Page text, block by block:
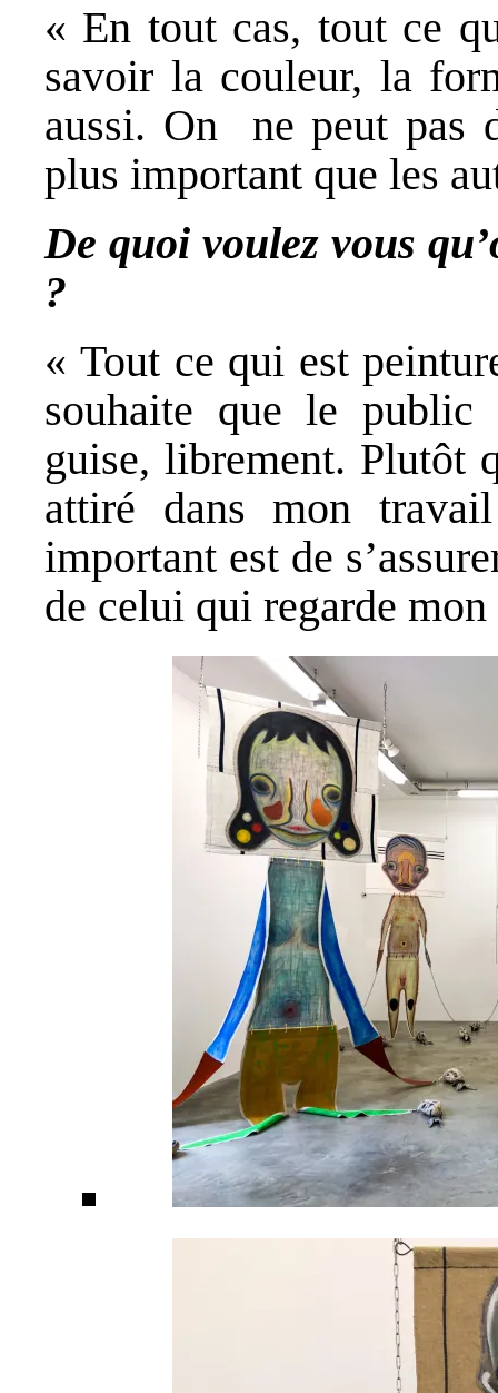
« En tout cas, tout ce
savoir la couleur, la
aussi. On ne peut pas
plus important que les
De quoi voulez vous
?
« Tout ce qui est
souhaite que le public
guise, librement. Plutôt
attiré dans mon
important est de
de celui qui regarde